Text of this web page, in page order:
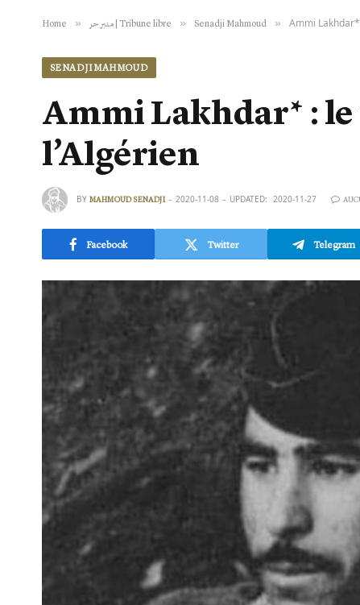
Home » منبر حر | Tribune libre » Senadji Mahmoud » Ammi Lakhdar*
SENADJI MAHMOUD
Ammi Lakhdar* : le
l’Algérien
BY MAHMOUD SENADJI 2020-11-08 UPDATED: 2020-11-27
Facebook Twitter Telegram